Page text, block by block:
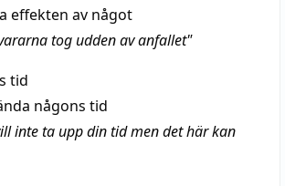
effekten av något
tog udden av anfallet"
tid
någons tid
inte ta upp din tid men det här kan